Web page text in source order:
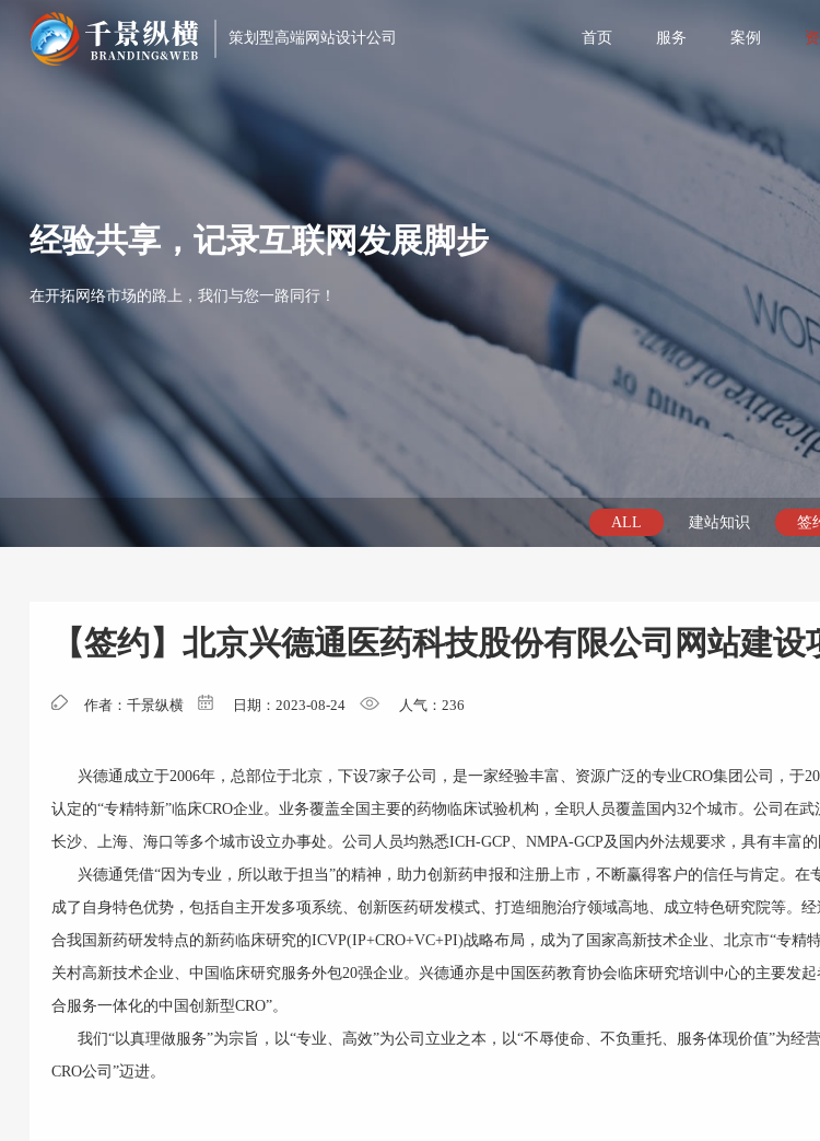
策划型高端网站设计公司 首页 服务 案例
经验共享，记录互联网发展脚步
在开拓网络市场的路上，我们与您一路同行！
ALL 建站知识 签
【签约】北京兴德通医药科技股份有限公司网站建设
作者：千景纵横 日期：2023-08-24 人气： 236
兴德通成立于2006年，总部位于北京，下设7家子公司，是一家经验丰富、资源广泛的专业CRO集团公司，于
认定的“专精特新”临床CRO企业。业务覆盖全国主要的药物临床试验机构，全职人员覆盖国内32个城市。公司在武
长沙、上海、海口等多个城市设立办事处。公司人员均熟悉ICH-GCP、NMPA-GCP及国内外法规要求，具有丰富
兴德通凭借“因为专业，所以敢于担当”的精神，助力创新药申报和注册上市，不断赢得客户的信任与肯定。在
成了自身特色优势，包括自主开发多项系统、创新医药研发模式、打造细胞治疗领域高地、成立特色研究院等。
合我国新药研发特点的新药临床研究的ICVP(IP+CRO+VC+PI)战略布局，成为了国家高新技术企业、北京市“专精
关村高新技术企业、中国临床研究服务外包20强企业。兴德通亦是中国医药教育协会临床研究培训中心的主要发
合服务一体化的中国创新型CRO”。
我们“以真理做服务”为宗旨，以“专业、高效”为公司立业之本，以“不辱使命、不负重托、服务体现价值”为经
CRO公司”迈进。